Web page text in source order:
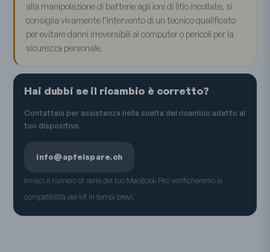
alla manipolazione di batterie agli ioni di litio incollate, si
consiglia vivamente l’intervento di un tecnico qualificato
per evitare danni irreversibili al computer o pericoli per la
sicurezza personale.
Hai dubbi se il ricambio è corretto?
Contattaci per assistenza nella scelta del ricambio adatto al
tuo dispositivo.
info@apfelspare.ch
Inviaci il numero di serie del tuo MacBook Pro: verificheremo la
compatibilità del kit in tempi brevi.